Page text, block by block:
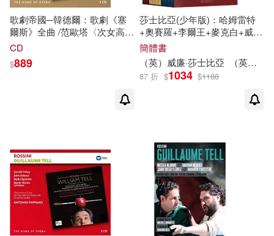
可菲律賓店取(10)
其他
價格
範圍
歌劇帝國─韓德爾：歌劇《塞
爾斯》全曲 /范歐塔〈次女高
音〉諾爾伯格─舒茲〈女高
聲男高音〉聖塔菲〈次女高
威廉‧克
利斯提〈指揮〉繁盛藝術古樂
et Orchestre WILLIAM
CHRISTIE 3CD)
CD
$889
莎士比亞(少年版)：哈姆雷特
+奧賽羅+李爾王+麥克白+威尼
斯商人+仲夏夜之夢+第十二夜
+皆大歡喜+雅典的泰門+羅密
歐與朱麗葉(全10冊)
簡體書
（英） 威廉·莎士比亞 （英）查爾斯·蘭姆
87 折 $1034 $1188